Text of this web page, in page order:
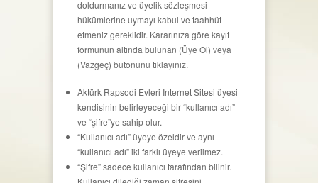
doldurmanız ve üyelik sözleşmesi
hükümlerine uymayı kabul ve taahhüt
etmeniz gereklidir. Kararınıza göre kayıt
formunun altında bulunan (Üye Ol) veya
(Vazgeç) butonunu tıklayınız.
Aktürk Rapsodi Evleri Internet Sitesi üyesi
kendisinin belirleyeceği bir “kullanıcı adı”
ve “şifre”ye sahip olur.
“Kullanıcı adı” üyeye özeldir ve aynı
“kullanıcı adı” iki farklı üyeye verilmez.
“Şifre” sadece kullanıcı tarafından bilinir.